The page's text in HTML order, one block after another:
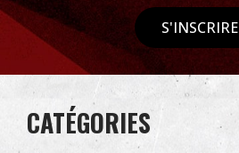
S'INSCRIRE
CATÉGORIES